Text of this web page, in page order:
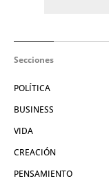
Secciones
POLÍTICA
BUSINESS
VIDA
CREACIÓN
PENSAMIENTO